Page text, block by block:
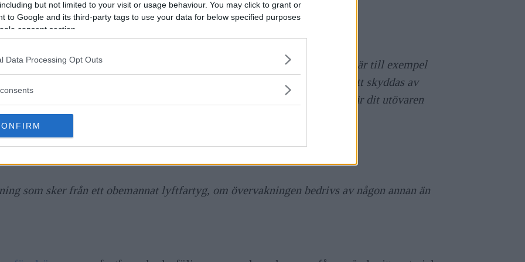
but not limited to your visit or usage behaviour. You may click to grant or
to Google and its third-party tags to use your data for below specified purposes
consent section.
Data Processing Opt Outs
en bedömning om en kameraövervakning är kränkande eller inte. Det är till exempel
de har möjlighet att upptäcka det. Den personliga integriteten kommer att skyddas av
Datainspektionen är tillsynsmyndighet över personuppgiftslagen och det är dit utövaren
(2013:460) lyder:
som sker från ett obemannat lyftfartyg, om övervakningen bedrivs av någon annan än